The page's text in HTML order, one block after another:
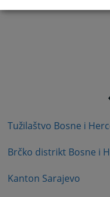
Tužilaštvo Bosne i
Brčko distrikt Bosne i
Kanton Sarajevo